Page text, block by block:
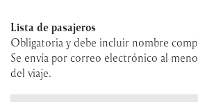
Lista de pasajeros
Obligatoria y debe incluir nombre
Se envía por correo electrónico al
del viaje.